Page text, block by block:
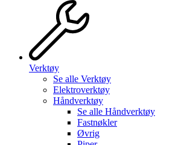
Verktøy
Se alle Verktøy
Elektroverktøy
Håndverktøy
Se alle Håndverktøy
Fastnøkler
Øvrig